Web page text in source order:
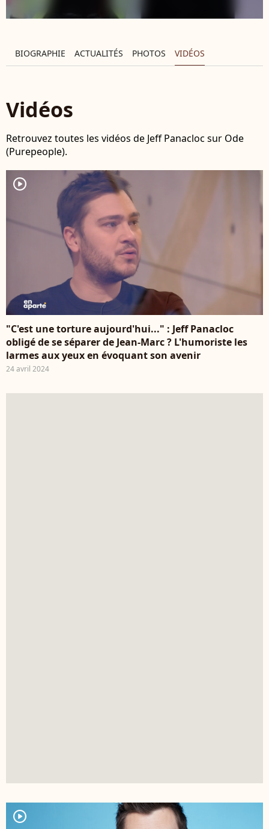
BIOGRAPHIE ACTUALITÉS PHOTOS VIDÉOS
Vidéos
Retrouvez toutes les vidéos de Jeff Panacloc sur Ode
(Purepeople).
player2
"C'est une torture aujourd'hui..." : Jeff Panacloc
obligé de se séparer de Jean-Marc ? L'humoriste les
larmes aux yeux en évoquant son avenir
24 avril 2024
player2